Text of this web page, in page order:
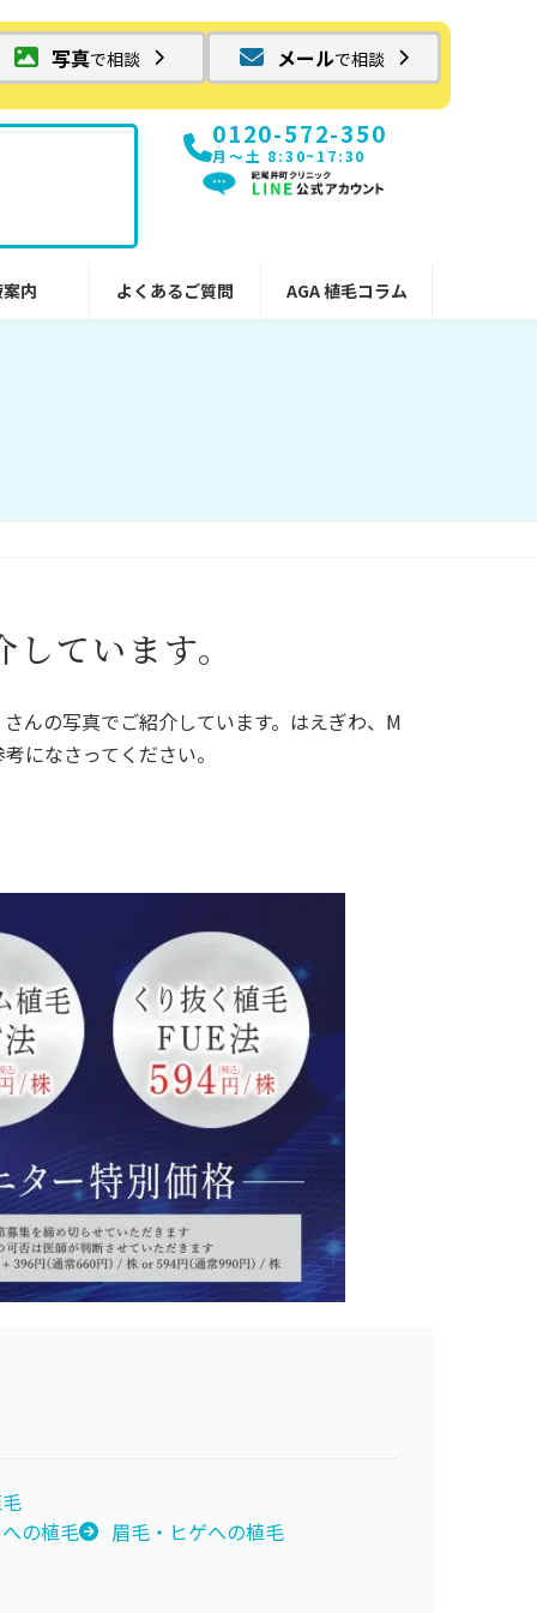
写真で相談 メールで相談
0120-572-350
月〜土 8:30~17:30
内 よくあるご質問 AGA 植毛コラム
ています。
んの写真でご紹介しています。はえぎわ、M
になさってください。
の植毛
眉毛・ヒゲへの植毛